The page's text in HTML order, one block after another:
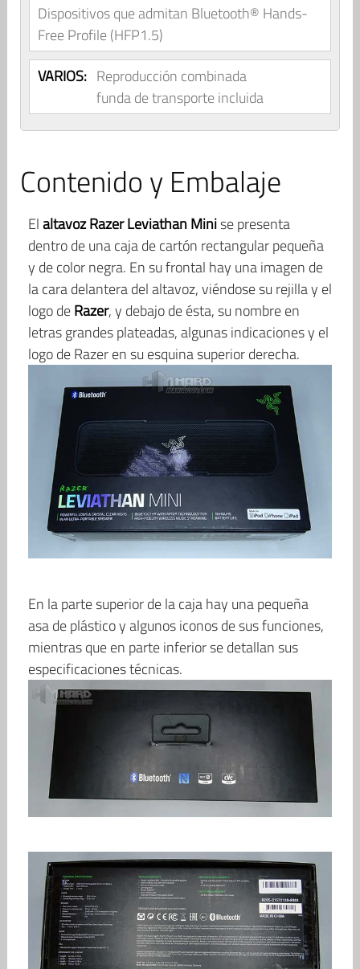
Dispositivos que admitan Bluetooth® Hands-
Free Profile (HFP1.5)
VARIOS: Reproducción combinada
funda de transporte incluida
Contenido y Embalaje
Elaltavoz Razer Leviathan Minise presenta
dentro de una caja de cartón rectangular pequeña
y de color negra. En su frontal hay una imagen de
la cara delantera del altavoz, viéndose su rejilla y el
logo deRazer, y debajo de ésta, su nombre en
letras grandes plateadas, algunas indicaciones y el
logo de Razer en su esquina superior derecha.
En la parte superior de la caja hay una pequeña
asa de plástico y algunos iconos de sus funciones,
mientras que en parte inferior se detallan sus
especificaciones técnicas.